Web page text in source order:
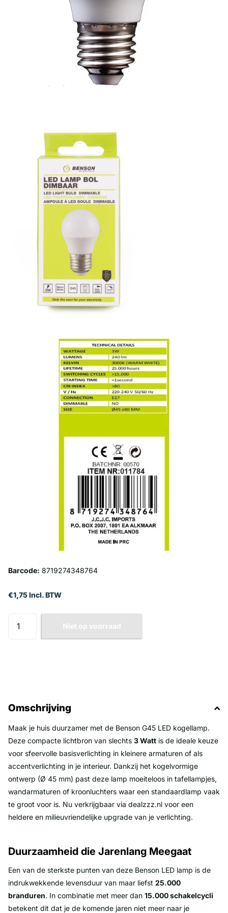
Barcode: 8719274348764
€1,75 Incl. BTW
Niet op voorraad
Omschrijving
Maak je huis duurzamer met de Benson G45 LED kogellamp.
Deze compacte lichtbron van slechts 3 Watt is de ideale keuze
voor sfeervolle basisverlichting in kleinere armaturen of als
accentverlichting in je interieur. Dankzij het kogelvormige
ontwerp (Ø 45 mm) past deze lamp moeiteloos in tafellampjes,
wandarmaturen of kroonluchters waar een standaardlamp vaak
te groot voor is. Nu verkrijgbaar via dealzzz.nl voor een
heldere en milieuvriendelijke upgrade van je verlichting.
Duurzaamheid die Jarenlang Meegaat
Een van de sterkste punten van deze Benson LED lamp is de
indrukwekkende levensduur van maar liefst 25.000
branduren. In combinatie met meer dan 15.000 schakelcycli
betekent dit dat je de komende jaren niet meer naar je